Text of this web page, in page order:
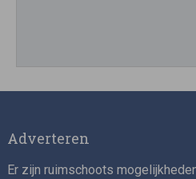
Asset Management
Adverteren
Er zijn ruimschoots